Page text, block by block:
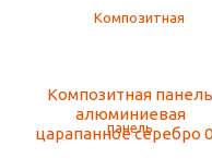
Композитная панель
алюминиевая
царапанное серебро